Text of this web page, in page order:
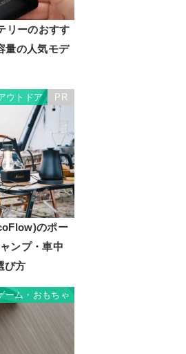
リーのおすす
量の人気モデ
ウトドア PR
のポー
ンプ・車中
び方
ーム・おもちゃ